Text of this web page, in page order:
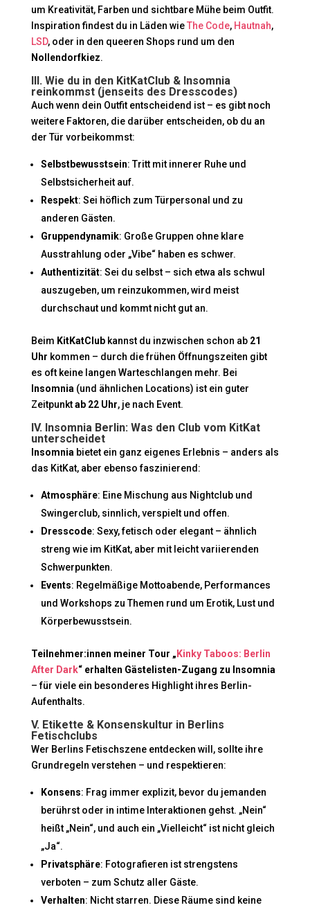
um Kreativität, Farben und sichtbare Mühe beim Outfit.
Inspiration findest du in Läden wieThe Code, Hautnah,
LSD, oder in den queeren Shops rund um den
Nollendorfkiez.
III. Wie du in den KitKatClub & Insomnia
reinkommst (jenseits des Dresscodes)
Auch wenn dein Outfit entscheidend ist – es gibt noch
weitere Faktoren, die darüber entscheiden, ob du an
der Tür vorbeikommst:
Selbstbewusstsein: Tritt mit innerer Ruhe und
Selbstsicherheit auf.
Respekt: Sei höflich zum Türpersonal und zu
anderen Gästen.
Gruppendynamik: Große Gruppen ohne klare
Ausstrahlung oder „Vibe“ haben es schwer.
Authentizität: Sei du selbst – sich etwa als schwul
auszugeben, um reinzukommen, wird meist
durchschaut und kommt nicht gut an.
Beim KitKatClubkannst du inzwischen schon ab 21
Uhr kommen – durch die frühen Öffnungszeiten gibt
es oft keine langen Warteschlangen mehr. Bei
Insomnia (und ähnlichen Locations) ist ein guter
Zeitpunktab 22 Uhr, je nach Event.
IV. Insomnia Berlin: Was den Club vom KitKat
unterscheidet
Insomnia bietet ein ganz eigenes Erlebnis – anders als
das KitKat, aber ebenso faszinierend:
Atmosphäre: Eine Mischung aus Nightclub und
Swingerclub, sinnlich, verspielt und offen.
Dresscode: Sexy, fetisch oder elegant – ähnlich
streng wie im KitKat, aber mit leicht variierenden
Schwerpunkten.
Events: Regelmäßige Mottoabende, Performances
und Workshops zu Themen rund um Erotik, Lust und
Körperbewusstsein.
Teilnehmer:innen meiner Tour „ Kinky Taboos: Berlin
After Dark“ erhalten Gästelisten-Zugang zu Insomnia
– für viele ein besonderes Highlight ihres Berlin-
Aufenthalts.
V. Etikette & Konsenskultur in Berlins
Fetischclubs
Wer Berlins Fetischszene entdecken will, sollte ihre
Grundregeln verstehen – und respektieren:
Konsens: Frag immer explizit, bevor du jemanden
berührst oder in intime Interaktionen gehst. „Nein“
heißt „Nein“, und auch ein „Vielleicht“ ist nicht gleich
„Ja“.
Privatsphäre: Fotografieren ist strengstens
verboten – zum Schutz aller Gäste.
Verhalten: Nicht starren. Diese Räume sind keine